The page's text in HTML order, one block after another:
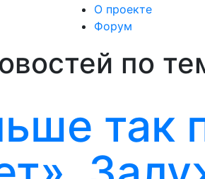
О проекте
Форум
по
так